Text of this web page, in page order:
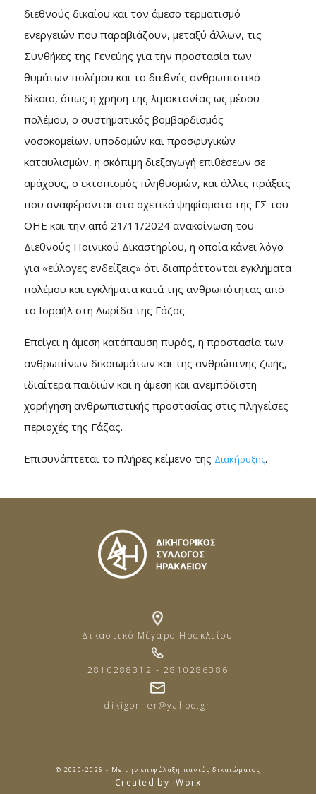
διεθνούς δικαίου και τον άμεσο τερματισμό
ενεργειών που παραβιάζουν, μεταξύ άλλων, τις
Συνθήκες της Γενεύης για την προστασία των
θυμάτων πολέμου και το διεθνές ανθρωπιστικό
δίκαιο, όπως η χρήση της λιμοκτονίας ως μέσου
πολέμου, ο συστηματικός βομβαρδισμός
νοσοκομείων, υποδομών και προσφυγικών
καταυλισμών, η σκόπιμη διεξαγωγή επιθέσεων σε
αμάχους, ο εκτοπισμός πληθυσμών, και άλλες πράξεις
που αναφέρονται στα σχετικά ψηφίσματα της ΓΣ του
ΟΗΕ και την από 21/11/2024 ανακοίνωση του
Διεθνούς Ποινικού Δικαστηρίου, η οποία κάνει λόγο
για «εύλογες ενδείξεις» ότι διαπράττονται εγκλήματα
πολέμου και εγκλήματα κατά της ανθρωπότητας από
το Ισραήλ στη Λωρίδα της Γάζας.
Επείγει η άμεση κατάπαυση πυρός, η προστασία των
ανθρωπίνων δικαιωμάτων και της ανθρώπινης ζωής,
ιδιαίτερα παιδιών και η άμεση και ανεμπόδιστη
χορήγηση ανθρωπιστικής προστασίας στις πληγείσες
περιοχές της Γάζας.
Επισυνάπτεται το πλήρες κείμενο της Διακήρυξης.
Δικαστικό Μέγαρο Ηρακλείου
2810288312 - 2810286386
dikigorher@yahoo.gr
© 2020-2026 - Με την επιφύλαξη παντός δικαιώματος
Created by iWorx